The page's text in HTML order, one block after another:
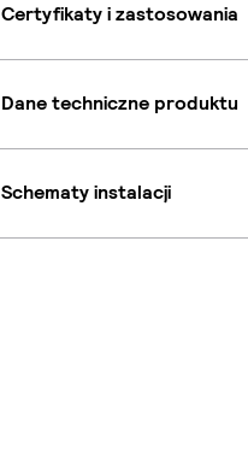
Certyfikaty i zastosowania
Dane techniczne produktu
Schematy instalacji